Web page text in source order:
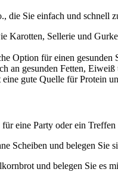
die Sie einfach und schnell
Karotten, Sellerie und
Option für einen
an gesunden Fetten,
gute Quelle für Protein
eine Party oder ein
Scheiben und belegen Sie
und belegen Sie es